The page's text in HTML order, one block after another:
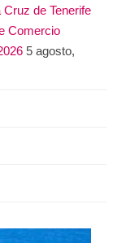
de Tenerife
Comercio
5 agosto,